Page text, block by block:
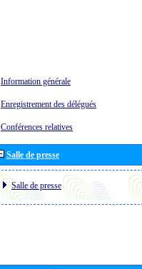
Information générale
Enregistrement des délégués
Conférences relatives
Salle de presse
Salle de presse